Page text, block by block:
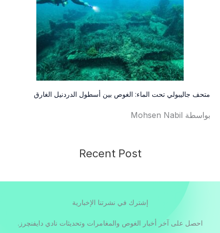
متحف جاليبولي تحت الماء: الغوص بين أسطول الدردنيل الغارق
بواسطة Mohsen Nabil
Recent Post
إشترك في نشرتنا الإخبارية
احصل على آخر أخبار الغوص والمغامرات وتحديثات نادي دايفنچرز.